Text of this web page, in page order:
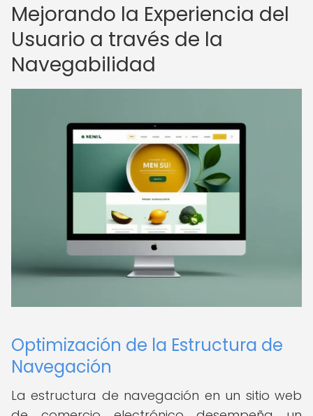
Mejorando la Experiencia del
Usuario a través de la
Navegabilidad
Optimización de la Estructura de
Navegación
La estructura de navegación en un sitio web